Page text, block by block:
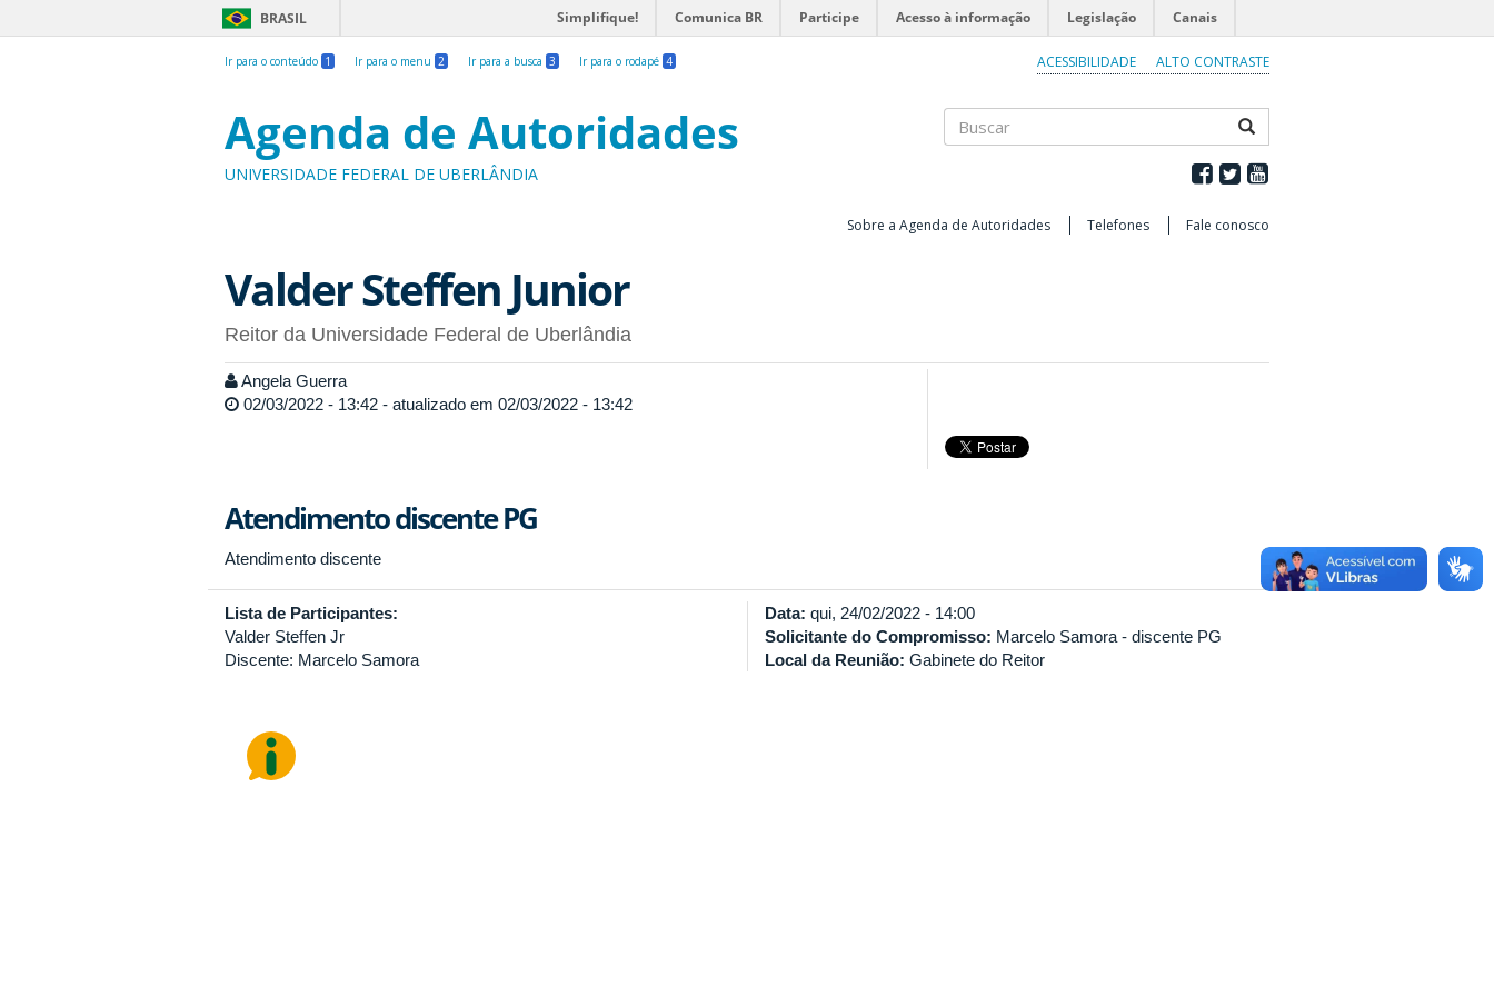
BRASIL Simplifique! Comunica BR Participe Acesso à informação Legislação Canais
Ir para o conteúdo 1 Ir para o menu 2 Ir para a busca 3 Ir para o rodapé 4 ACESSIBILIDADE ALTO CONTRASTE
Agenda de Autoridades
UNIVERSIDADE FEDERAL DE UBERLÂNDIA
Sobre a Agenda de Autoridades Telefones Fale conosco
Valder Steffen Junior
Reitor da Universidade Federal de Uberlândia
Angela Guerra
02/03/2022 - 13:42 - atualizado em 02/03/2022 - 13:42
Atendimento discente PG
Atendimento discente
Lista de Participantes:
Valder Steffen Jr
Discente: Marcelo Samora
Data: qui, 24/02/2022 - 14:00
Solicitante do Compromisso: Marcelo Samora - discente PG
Local da Reunião: Gabinete do Reitor